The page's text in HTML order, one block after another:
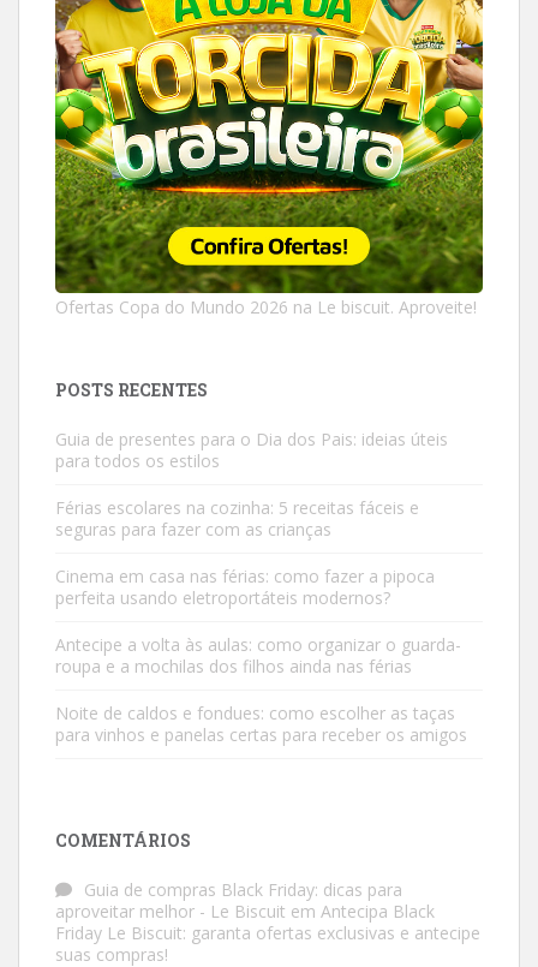
Ofertas Copa do Mundo 2026 na Le biscuit. Aproveite!
POSTS RECENTES
Guia de presentes para o Dia dos Pais: ideias úteis
para todos os estilos
Férias escolares na cozinha: 5 receitas fáceis e
seguras para fazer com as crianças
Cinema em casa nas férias: como fazer a pipoca
perfeita usando eletroportáteis modernos?
Antecipe a volta às aulas: como organizar o guarda-
roupa e a mochilas dos filhos ainda nas férias
Noite de caldos e fondues: como escolher as taças
para vinhos e panelas certas para receber os amigos
COMENTÁRIOS
Guia de compras Black Friday: dicas para
aproveitar melhor - Le Biscuit em Antecipa Black
Friday Le Biscuit: garanta ofertas exclusivas e antecipe
suas compras!